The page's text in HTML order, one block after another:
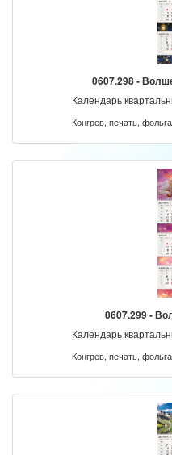
0607.298 -
Календарь
Конгрев, печать,
0607.299 -
Календарь
Конгрев, печать,